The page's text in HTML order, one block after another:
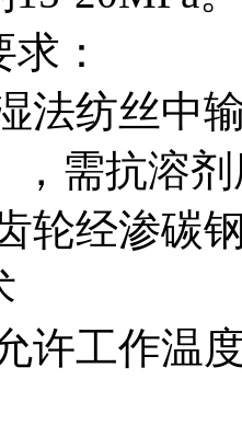
：
法纺丝中
，需抗溶
轮经渗碳
许工作温